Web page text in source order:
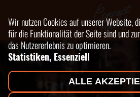
Wir nutzen Cookies auf unserer Website,
für die Funktionalität der Seite sind und
das Nutzererlebnis zu optimieren.
Statistiken, Essenziell
ALLE